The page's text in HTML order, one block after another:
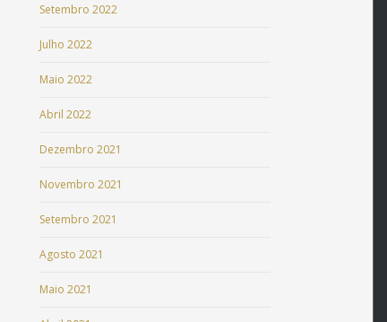
Setembro 2022
Julho 2022
Maio 2022
Abril 2022
Dezembro 2021
Novembro 2021
Setembro 2021
Agosto 2021
Maio 2021